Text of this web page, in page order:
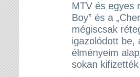
MTV és egyes
Boy” és a
mégiscsak
igazolódott be,
élményeim
sokan